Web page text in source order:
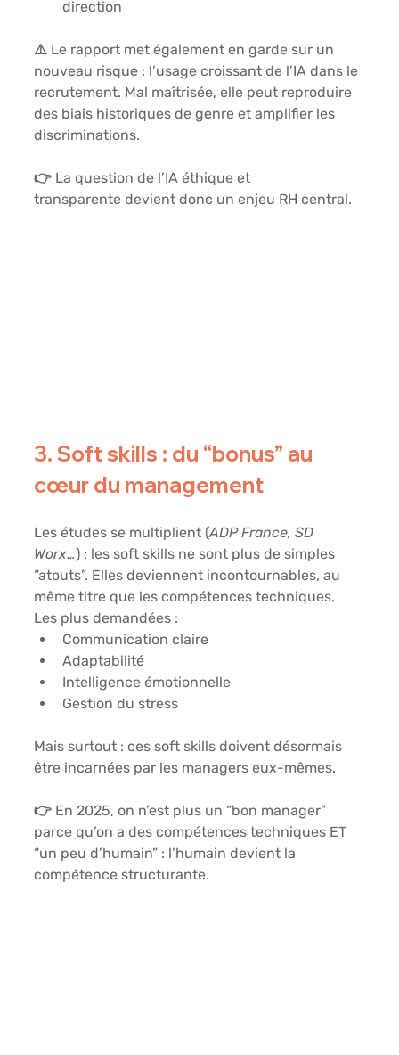
direction
⚠️ Le rapport met également en garde sur un
nouveau risque : l’usage croissant de l’IA dans le
recrutement. Mal maîtrisée, elle peut reproduire
des biais historiques de genre et amplifier les
discriminations.
👉 La question de l’IA éthique et
transparente devient donc un enjeu RH central.
3. Soft skills : du “bonus” au
cœur du management
Les études se multiplient (ADP France, SD
Worx…) : les soft skills ne sont plus de simples
“atouts”. Elles deviennent incontournables, au
même titre que les compétences techniques.
Les plus demandées :
Communication claire
Adaptabilité
Intelligence émotionnelle
Gestion du stress
Mais surtout : ces soft skills doivent désormais
être incarnées par les managers eux-mêmes.
👉 En 2025, on n’est plus un “bon manager”
parce qu’on a des compétences techniques ET
“un peu d’humain” : l’humain devient la
compétence structurante.